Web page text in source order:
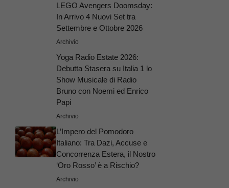
LEGO Avengers Doomsday:
In Arrivo 4 Nuovi Set tra
Settembre e Ottobre 2026
Archivio
Yoga Radio Estate 2026:
Debutta Stasera su Italia 1 lo
Show Musicale di Radio
Bruno con Noemi ed Enrico
Papi
Archivio
L’Impero del Pomodoro
Italiano: Tra Dazi, Accuse e
Concorrenza Estera, il Nostro
‘Oro Rosso’ è a Rischio?
Archivio